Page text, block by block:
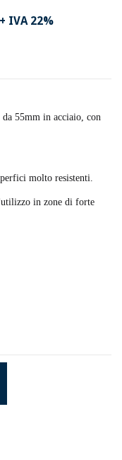
+ IVA 22%
55mm in acciaio, con
molto resistenti.
in zone di forte